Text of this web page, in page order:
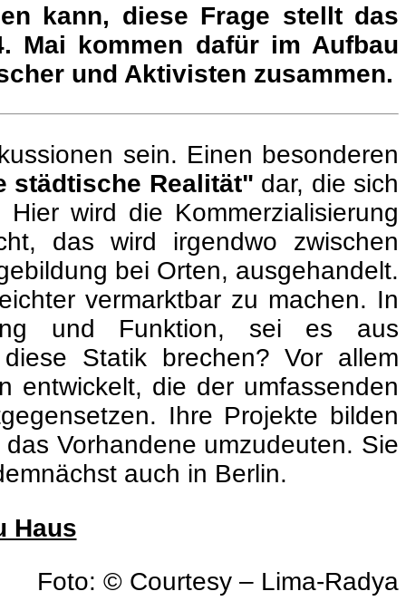
kann, diese Frage stellt das
Mai kommen dafür im Aufbau
und Aktivisten zusammen.
sein. Einen besonderen
städtische Realität" dar, die sich
wird die Kommerzialisierung
das wird irgendwo zwischen
bei Orten, ausgehandelt.
vermarktbar zu machen. In
und Funktion, sei es aus
Statik brechen? Vor allem
entwickelt, die der umfassenden
Ihre Projekte bilden
Vorhandene umzudeuten. Sie
auch in Berlin.
Haus
Foto: © Courtesy – Lima-Radya